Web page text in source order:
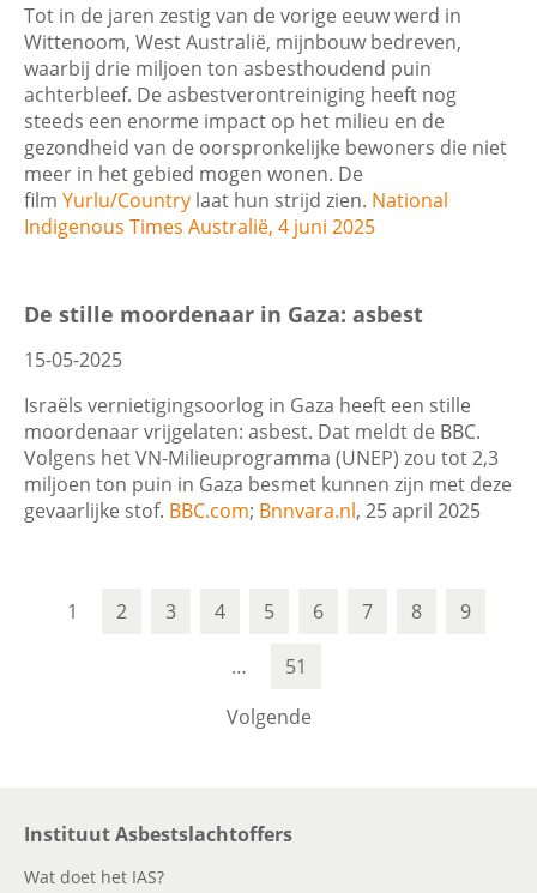
Tot in de jaren zestig van de vorige eeuw werd in
Wittenoom, West Australië, mijnbouw bedreven,
waarbij drie miljoen ton asbesthoudend puin
achterbleef. De asbestverontreiniging heeft nog
steeds een enorme impact op het milieu en de
gezondheid van de oorspronkelijke bewoners die niet
meer in het gebied mogen wonen. De
film Yurlu/Country laat hun strijd zien. National
Indigenous Times Australië, 4 juni 2025
De stille moordenaar in Gaza: asbest
15-05-2025
Israëls vernietigingsoorlog in Gaza heeft een stille
moordenaar vrijgelaten: asbest. Dat meldt de BBC.
Volgens het VN-Milieuprogramma (UNEP) zou tot 2,3
miljoen ton puin in Gaza besmet kunnen zijn met deze
gevaarlijke stof. BBC.com; Bnnvara.nl, 25 april 2025
1 2 3 4 5 6 7 8 9
…
51
Volgende
Instituut Asbestslachtoffers
Wat doet het IAS?